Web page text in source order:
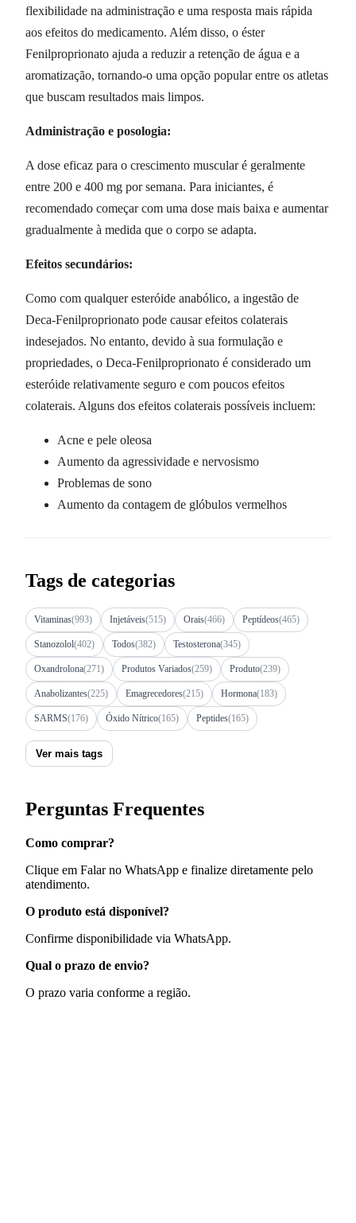
flexibilidade na administração e uma resposta mais rápida
aos efeitos do medicamento. Além disso, o éster
Fenilproprionato ajuda a reduzir a retenção de água e a
aromatização, tornando-o uma opção popular entre os atletas
que buscam resultados mais limpos.
Administração e posologia:
A dose eficaz para o crescimento muscular é geralmente
entre 200 e 400 mg por semana. Para iniciantes, é
recomendado começar com uma dose mais baixa e aumentar
gradualmente à medida que o corpo se adapta.
Efeitos secundários:
Como com qualquer esteróide anabólico, a ingestão de
Deca-Fenilproprionato pode causar efeitos colaterais
indesejados. No entanto, devido à sua formulação e
propriedades, o Deca-Fenilproprionato é considerado um
esteróide relativamente seguro e com poucos efeitos
colaterais. Alguns dos efeitos colaterais possíveis incluem:
Acne e pele oleosa
Aumento da agressividade e nervosismo
Problemas de sono
Aumento da contagem de glóbulos vermelhos
Tags de categorias
Vitaminas(993) Injetáveis(515) Orais(466) Peptídeos(465)
Stanozolol(402) Todos(382) Testosterona(345)
Oxandrolona(271) Produtos Variados(259) Produto(239)
Anabolizantes(225) Emagrecedores(215) Hormona(183)
SARMS(176) Óxido Nítrico(165) Peptides(165)
Ver mais tags
Perguntas Frequentes
Como comprar?
Clique em Falar no WhatsApp e finalize diretamente pelo
atendimento.
O produto está disponível?
Confirme disponibilidade via WhatsApp.
Qual o prazo de envio?
O prazo varia conforme a região.